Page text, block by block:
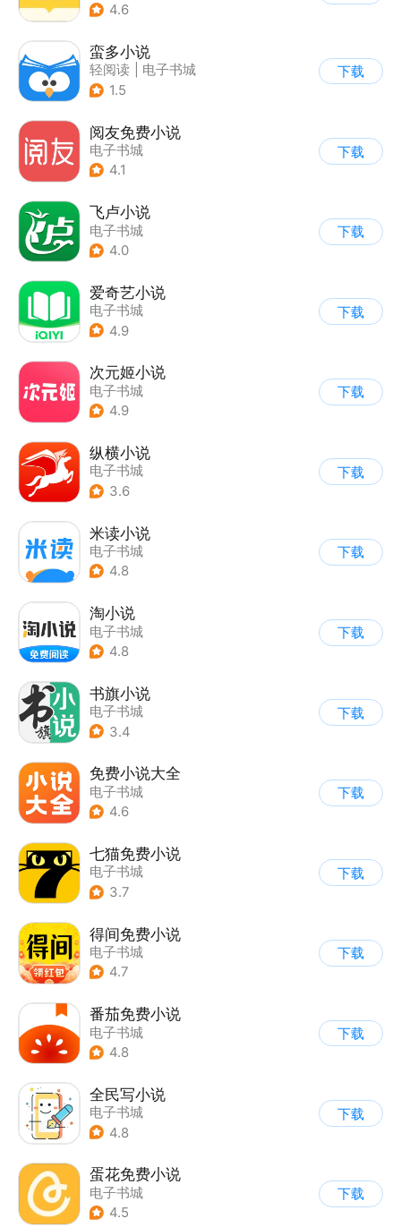
4.6
蛮多小说
轻阅读
电子书城
1.5
下载
阅友免费小说
电子书城
4.1
下载
飞卢小说
电子书城
4.0
下载
爱奇艺小说
电子书城
4.9
下载
次元姬小说
电子书城
4.9
下载
纵横小说
电子书城
3.6
下载
米读小说
电子书城
4.8
下载
淘小说
电子书城
4.8
下载
书旗小说
电子书城
3.4
下载
免费小说大全
电子书城
4.6
下载
七猫免费小说
电子书城
3.7
下载
得间免费小说
电子书城
4.7
下载
番茄免费小说
电子书城
4.8
下载
全民写小说
电子书城
4.8
下载
蛋花免费小说
电子书城
4.5
下载